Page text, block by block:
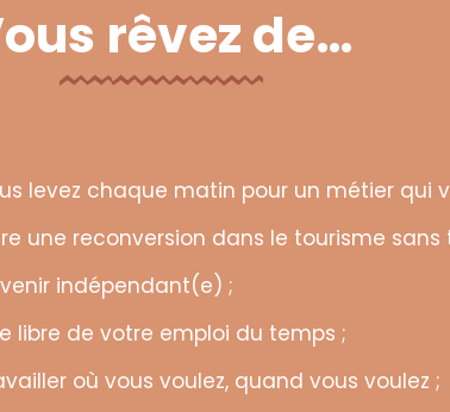
rêvez de…
levez chaque matin pour un métier qui
une reconversion dans le tourisme
indépendant(e) ;
libre de votre emploi du temps ;
où vous voulez, quand vous voulez ;